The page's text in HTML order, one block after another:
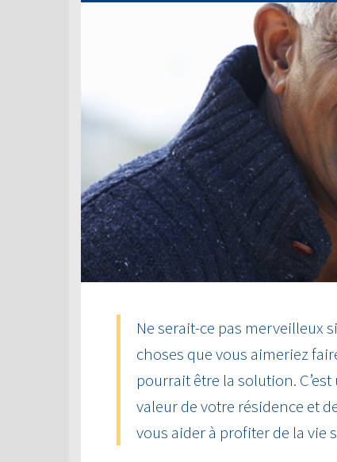
Ne serait-ce pas merveilleux
choses que vous aimeriez
pourrait être la solution.
valeur de votre résidence et
vous aider à profiter de la vie